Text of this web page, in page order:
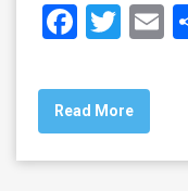
F
c
e
b
T
tt
er
E
Read More